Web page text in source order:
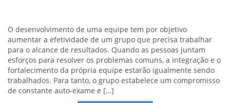
O desenvolvimento de uma equipe tem por objetivo
aumentar a efetividade de um grupo que precisa trabalhar
para o alcance de resultados. Quando as pessoas juntam
esforços para resolver os problemas comuns, a integração e o
fortalecimento da própria equipe estarão igualmente sendo
trabalhados. Para tanto, o grupo estabelece um compromisso
de constante auto-exame e […]